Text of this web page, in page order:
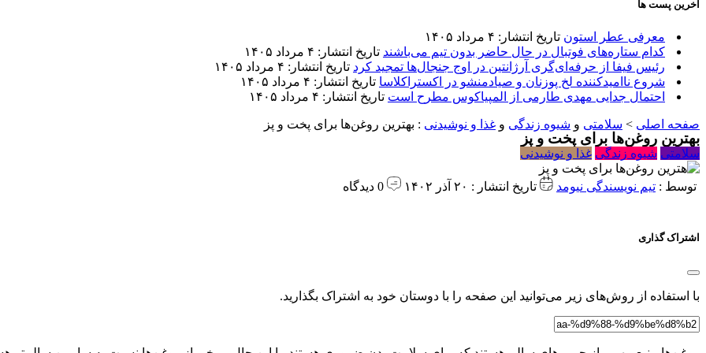
آخرین پست ها
معرفی عطر استون تاریخ انتشار: ۴ مرداد ۱۴۰۵
کدام ستاره‌های فوتبال در حال حاضر بدون تیم می‌باشند تاریخ انتشار: ۴ مرداد ۱۴۰۵
رئیس فیفا از حرفه‌ای‌گری آرژانتین در اوج جنجال‌ها تمجید کرد تاریخ انتشار: ۴ مرداد ۱۴۰۵
شروع ناامیدکننده لخ پوزنان و صیادمنشو در اکستراکلاسا تاریخ انتشار: ۴ مرداد ۱۴۰۵
احتمال جدایی مهدی طارمی از المپیاکوس مطرح است تاریخ انتشار: ۴ مرداد ۱۴۰۵
صفحه اصلی > سلامتی و شیوه زندگی و غذا و نوشیدنی : بهترین روغن‌ها برای پخت و پز
بهترین روغن‌ها برای پخت و پز
سلامتی شیوه زندگی غذا و نوشیدنی
توسط : تیم نویسندگی نیومد تاریخ انتشار : ۲۰ آذر ۱۴۰۲
اشتراک گذاری
با استفاده از روش‌های زیر می‌توانید این صفحه را با دوستان خود به اشتراک بگذارید.